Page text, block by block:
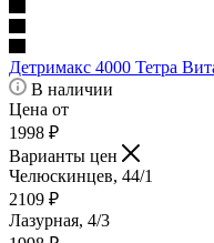
Детримакс 4000 Тетра
В наличии
Цена от
1998 ₽
Варианты цен
Челюскинцев, 44/1
2109 ₽
Лазурная, 4/3